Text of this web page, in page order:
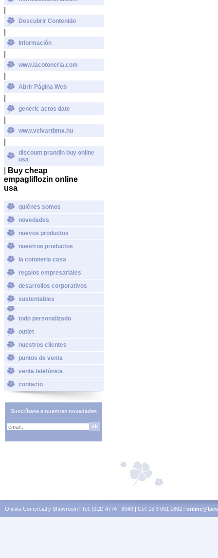
Descubrir Contenido
Información
www.lacotoneria.com
Abrir Página Web
generic actos date
www.velvartbmx.hu
discount prandin buy online
usa
Buy cheap
empagliflozin online
usa
quiénes somos
novedades
nuevos productos
nuestros productos
la cotoneria casa
regalos empresariales
desarrollos corporativos
sustentables
todo personalizado
outlet
nuestros clientes
puntos de venta
venta telefónica
contacto
Suscríbase a nuestras novedades
Oficina Comercial y Showroom l Tel. (011) 4774 - 8949 | Cel. 15 3 051 1862 l